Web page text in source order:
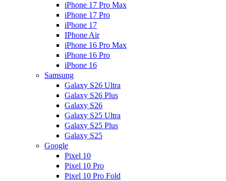
iPhone 17 Pro Max
iPhone 17 Pro
iPhone 17
IPhone Air
iPhone 16 Pro Max
iPhone 16 Pro
iPhone 16
Samsung
Galaxy S26 Ultra
Galaxy S26 Plus
Galaxy S26
Galaxy S25 Ultra
Galaxy S25 Plus
Galaxy S25
Google
Pixel 10
Pixel 10 Pro
Pixel 10 Pro Fold